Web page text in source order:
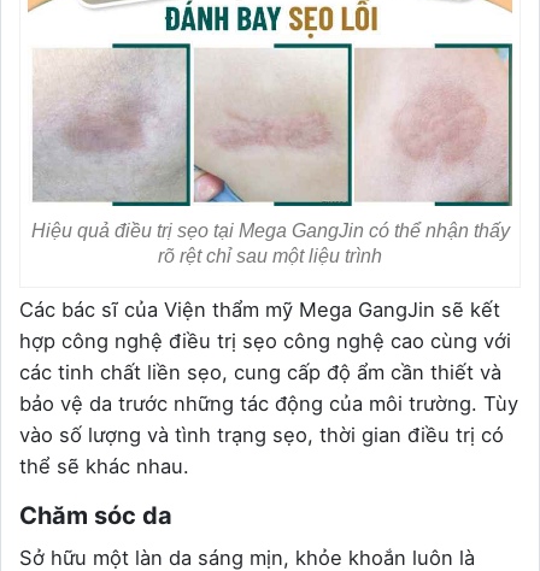
Hiệu quả điều trị sẹo tại Mega GangJin có thể nhận thấy
rõ rệt chỉ sau một liệu trình
Các bác sĩ của Viện thẩm mỹ Mega GangJin sẽ kết
hợp công nghệ điều trị sẹo công nghệ cao cùng với
các tinh chất liền sẹo, cung cấp độ ẩm cần thiết và
bảo vệ da trước những tác động của môi trường. Tùy
vào số lượng và tình trạng sẹo, thời gian điều trị có
thể sẽ khác nhau.
Chăm sóc da
Sở hữu một làn da sáng mịn, khỏe khoắn luôn là